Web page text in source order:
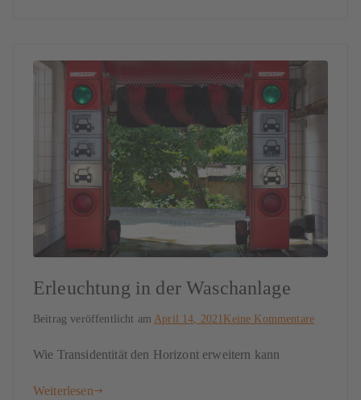
Erleuchtung in der Waschanlage
Beitrag veröffentlicht am April 14, 2021 Keine Kommentare
Wie Transidentität den Horizont erweitern kann
Weiterlesen